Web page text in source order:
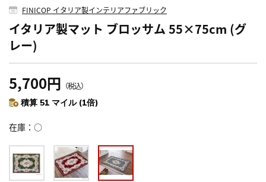
FINICOP イタリア製インテリアファブリック
イタリア製マット ブロッサム 55×75cm (グ
レー)
5,700円 （税込）
積算 51 マイル (1倍)
在庫 ○